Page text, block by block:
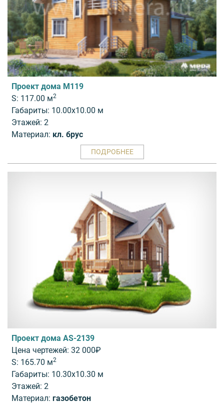
Проект дома M119
S: 117.00 м2
Габариты: 10.00x10.00 м
Этажей: 2
Материал: кл. брус
ПОДРОБНЕЕ
Проект дома AS-2139
Цена чертежей: 32 000₽
S: 165.70 м2
Габариты: 10.30x10.30 м
Этажей: 2
Материал: газобетон